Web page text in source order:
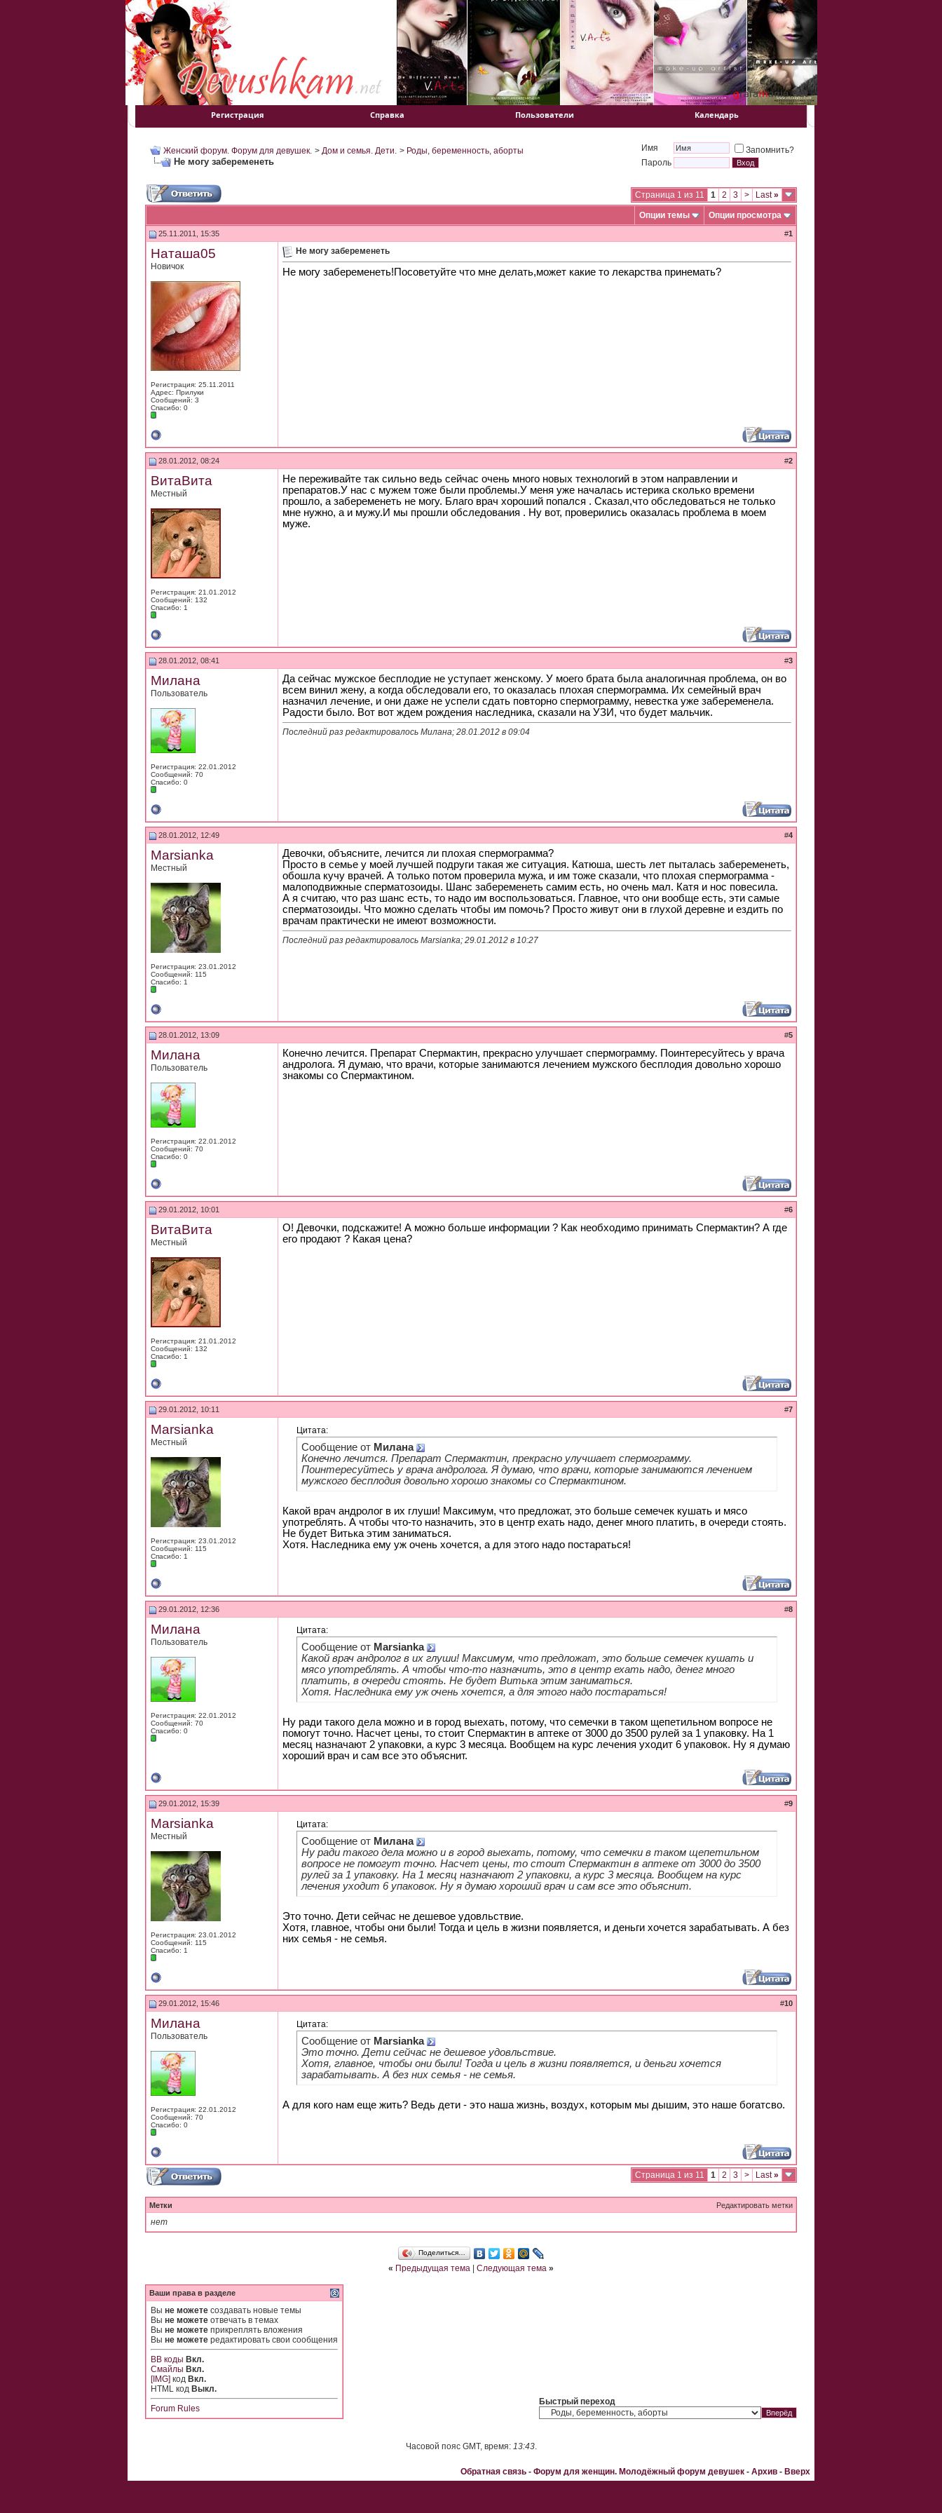
Регистрация Справка Пользователи Календарь
Женский форум. Форум для девушек. > Дом и семья. Дети. > Роды, беременность, аборты
Не могу забеременеть
Имя
Запомнить?
Пароль
Страница 1 из 11 1 2 3 > Last»
Опции темы Опции просмотра
25.11.2011, 15:35 #1
Наташа05
Новичок
Регистрация: 25.11.2011
Адрес: Прилуки
Сообщений: 3
Спасибо: 0
Не могу забеременеть
Не могу забеременеть!Посоветуйте что мне делать,может какие то лекарства принемать?
28.01.2012, 08:24 #2
ВитаВита
Местный
Регистрация: 21.01.2012
Сообщений: 132
Спасибо: 1
Не переживайте так сильно ведь сейчас очень много новых технологий в этом направлении и
препаратов.У нас с мужем тоже были проблемы.У меня уже началась истерика сколько времени
прошло, а забеременеть не могу. Благо врач хороший попался . Сказал,что обследоваться не только
мне нужно, а и мужу.И мы прошли обследования . Ну вот, проверились оказалась проблема в моем
муже.
28.01.2012, 08:41 #3
Милана
Пользователь
Регистрация: 22.01.2012
Сообщений: 70
Спасибо: 0
Да сейчас мужское бесплодие не уступает женскому. У моего брата была аналогичная проблема, он во
всем винил жену, а когда обследовали его, то оказалась плохая спермограмма. Их семейный врач
назначил лечение, и они даже не успели сдать повторно спермограмму, невестка уже забеременела.
Радости было. Вот вот ждем рождения наследника, сказали на УЗИ, что будет мальчик.
Последний раз редактировалось Милана; 28.01.2012 в 09:04
28.01.2012, 12:49 #4
Marsianka
Местный
Регистрация: 23.01.2012
Сообщений: 115
Спасибо: 1
Девочки, объясните, лечится ли плохая спермограмма?
Просто в семье у моей лучшей подруги такая же ситуация. Катюша, шесть лет пыталась забеременеть,
обошла кучу врачей. А только потом проверила мужа, и им тоже сказали, что плохая спермограмма -
малоподвижные сперматозоиды. Шанс забеременеть самим есть, но очень мал. Катя и нос повесила.
А я считаю, что раз шанс есть, то надо им воспользоваться. Главное, что они вообще есть, эти самые
сперматозоиды. Что можно сделать чтобы им помочь? Просто живут они в глухой деревне и ездить по
врачам практически не имеют возможности.
Последний раз редактировалось Marsianka; 29.01.2012 в 10:27
28.01.2012, 13:09 #5
Милана
Пользователь
Регистрация: 22.01.2012
Сообщений: 70
Спасибо: 0
Конечно лечится. Препарат Спермактин, прекрасно улучшает спермограмму. Поинтересуйтесь у врача
андролога. Я думаю, что врачи, которые занимаются лечением мужского бесплодия довольно хорошо
знакомы со Спермактином.
29.01.2012, 10:01 #6
ВитаВита
Местный
Регистрация: 21.01.2012
Сообщений: 132
Спасибо: 1
О! Девочки, подскажите! А можно больше информации ? Как необходимо принимать Спермактин? А где
его продают ? Какая цена?
29.01.2012, 10:11 #7
Marsianka
Местный
Регистрация: 23.01.2012
Сообщений: 115
Спасибо: 1
Цитата:
Сообщение от Милана
Конечно лечится. Препарат Спермактин, прекрасно улучшает спермограмму.
Поинтересуйтесь у врача андролога. Я думаю, что врачи, которые занимаются лечением
мужского бесплодия довольно хорошо знакомы со Спермактином.
Какой врач андролог в их глуши! Максимум, что предложат, это больше семечек кушать и мясо
употреблять. А чтобы что-то назначить, это в центр ехать надо, денег много платить, в очереди стоять.
Не будет Витька этим заниматься.
Хотя. Наследника ему уж очень хочется, а для этого надо постараться!
29.01.2012, 12:36 #8
Милана
Пользователь
Регистрация: 22.01.2012
Сообщений: 70
Спасибо: 0
Цитата:
Сообщение от Marsianka
Какой врач андролог в их глуши! Максимум, что предложат, это больше семечек кушать и
мясо употреблять. А чтобы что-то назначить, это в центр ехать надо, денег много
платить, в очереди стоять. Не будет Витька этим заниматься.
Хотя. Наследника ему уж очень хочется, а для этого надо постараться!
Ну ради такого дела можно и в город выехать, потому, что семечки в таком щепетильном вопросе не
помогут точно. Насчет цены, то стоит Спермактин в аптеке от 3000 до 3500 рулей за 1 упаковку. На 1
месяц назначают 2 упаковки, а курс 3 месяца. Вообщем на курс лечения уходит 6 упаковок. Ну я думаю
хороший врач и сам все это объяснит.
29.01.2012, 15:39 #9
Marsianka
Местный
Регистрация: 23.01.2012
Сообщений: 115
Спасибо: 1
Цитата:
Сообщение от Милана
Ну ради такого дела можно и в город выехать, потому, что семечки в таком щепетильном
вопросе не помогут точно. Насчет цены, то стоит Спермактин в аптеке от 3000 до 3500
рулей за 1 упаковку. На 1 месяц назначают 2 упаковки, а курс 3 месяца. Вообщем на курс
лечения уходит 6 упаковок. Ну я думаю хороший врач и сам все это объяснит.
Это точно. Дети сейчас не дешевое удовльствие.
Хотя, главное, чтобы они были! Тогда и цель в жизни появляется, и деньги хочется зарабатывать. А без
них семья - не семья.
29.01.2012, 15:46 #10
Милана
Пользователь
Регистрация: 22.01.2012
Сообщений: 70
Спасибо: 0
Цитата:
Сообщение от Marsianka
Это точно. Дети сейчас не дешевое удовльствие.
Хотя, главное, чтобы они были! Тогда и цель в жизни появляется, и деньги хочется
зарабатывать. А без них семья - не семья.
А для кого нам еще жить? Ведь дети - это наша жизнь, воздух, которым мы дышим, это наше богатсво.
Страница 1 из 11 1 2 3 > Last»
Редактировать метки
Метки
нет
Поделиться…
« Предыдущая тема Следующая тема »
Ваши права в разделе
Вы не можете создавать новые темы
Вы не можете отвечать в темах
Вы не можете прикреплять вложения
Вы не можете редактировать свои сообщения
BB коды Вкл.
Смайлы Вкл.
[IMG] код Вкл.
HTML код Выкл.
Forum Rules
Быстрый переход
Часовой пояс GMT, время: 13:43.
Обратная связь - Форум для женщин. Молодёжный форум девушек - Архив - Вверх